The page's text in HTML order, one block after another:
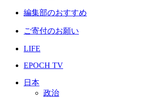
編集部のおすすめ
ご寄付のお願い
LIFE
EPOCH TV
日本
政治